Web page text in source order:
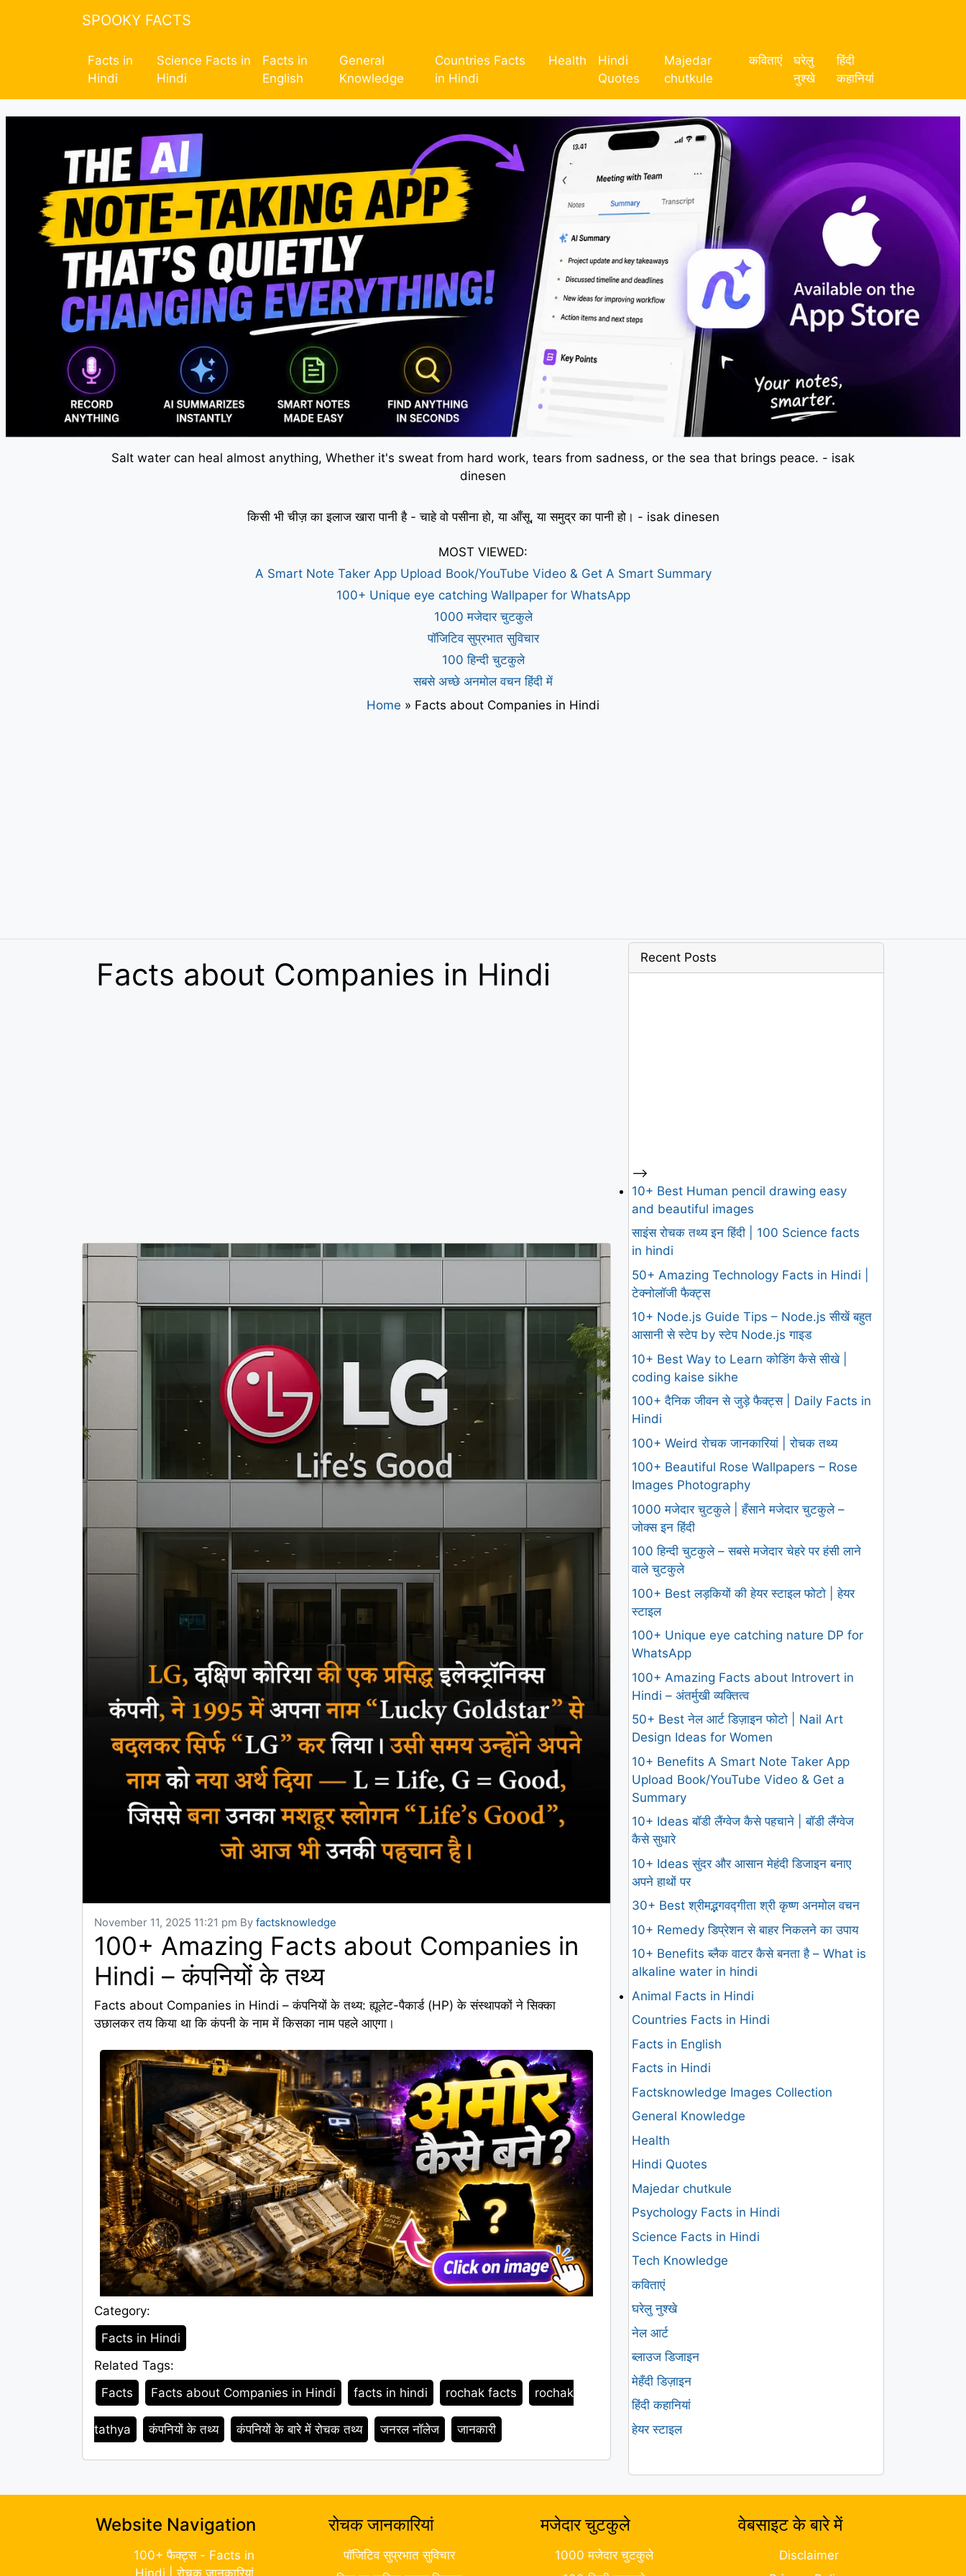
SPOOKY FACTS
Facts in
Hindi
Science Facts in
Hindi
Facts in
English
General
Knowledge
Countries Facts
in Hindi
Health
Hindi
Quotes
Majedar
chutkule
कविताएं
घरेलु
नुश्खे
हिंदी
कहानियां
Salt water can heal almost anything, Whether it's sweat from hard work, tears from sadness, or the sea that brings peace. - isak
dinesen
किसी भी चीज़ का इलाज खारा पानी है - चाहे वो पसीना हो, या आँसू, या समुद्र का पानी हो। - isak dinesen
MOST VIEWED:
A Smart Note Taker App Upload Book/YouTube Video & Get A Smart Summary
100+ Unique eye catching Wallpaper for WhatsApp
1000 मजेदार चुटकुले
पॉजिटिव सुप्रभात सुविचार
100 हिन्दी चुटकुले
सबसे अच्छे अनमोल वचन हिंदी में
Home » Facts about Companies in Hindi
Facts about Companies in Hindi
November 11, 2025 11:21 pm By factsknowledge
100+ Amazing Facts about Companies in
Hindi – कंपनियों के तथ्य
Facts about Companies in Hindi – कंपनियों के तथ्य: ह्यूलेट-पैकार्ड (HP) के संस्थापकों ने सिक्का
उछालकर तय किया था कि कंपनी के नाम में किसका नाम पहले आएगा।
Category:
Category
Facts in Hindi
Related Tags:
Tags
Facts Facts about Companies in Hindi facts in hindi rochak facts rochak
tathya कंपनियों के तथ्य कंपनियों के बारे में रोचक तथ्य जनरल नॉलेज जानकारी
Recent Posts
-->
10+ Best Human pencil drawing easy
and beautiful images
साइंस रोचक तथ्य इन हिंदी | 100 Science facts
in hindi
50+ Amazing Technology Facts in Hindi |
टेक्नोलॉजी फैक्ट्स
10+ Node.js Guide Tips – Node.js सीखें बहुत
आसानी से स्टेप by स्टेप Node.js गाइड
10+ Best Way to Learn कोडिंग कैसे सीखे |
coding kaise sikhe
100+ दैनिक जीवन से जुड़े फैक्ट्स | Daily Facts in
Hindi
100+ Weird रोचक जानकारियां | रोचक तथ्य
100+ Beautiful Rose Wallpapers – Rose
Images Photography
1000 मजेदार चुटकुले | हँसाने मजेदार चुटकुले –
जोक्स इन हिंदी
100 हिन्दी चुटकुले – सबसे मजेदार चेहरे पर हंसी लाने
वाले चुटकुले
100+ Best लड़कियों की हेयर स्टाइल फोटो | हेयर
स्टाइल
100+ Unique eye catching nature DP for
WhatsApp
100+ Amazing Facts about Introvert in
Hindi – अंतर्मुखी व्यक्तित्व
50+ Best नेल आर्ट डिज़ाइन फोटो | Nail Art
Design Ideas for Women
10+ Benefits A Smart Note Taker App
Upload Book/YouTube Video & Get a
Summary
10+ Ideas बॉडी लैंग्वेज कैसे पहचाने | बॉडी लैंग्वेज
कैसे सुधारे
10+ Ideas सुंदर और आसान मेहंदी डिजाइन बनाए
अपने हाथों पर
30+ Best श्रीमद्भगवद्गीता श्री कृष्ण अनमोल वचन
10+ Remedy डिप्रेशन से बाहर निकलने का उपाय
10+ Benefits ब्लैक वाटर कैसे बनता है – What is
alkaline water in hindi
Animal Facts in Hindi
Countries Facts in Hindi
Facts in English
Facts in Hindi
Factsknowledge Images Collection
General Knowledge
Health
Hindi Quotes
Majedar chutkule
Psychology Facts in Hindi
Science Facts in Hindi
Tech Knowledge
कविताएं
घरेलु नुश्खे
नेल आर्ट
ब्लाउज डिजाइन
मेहँदी डिज़ाइन
हिंदी कहानियां
हेयर स्टाइल
Website Navigation
100+ फैक्ट्स - Facts in
Hindi | रोचक जानकारियां
रोचक जानकारियां
पॉजिटिव सुप्रभात सुविचार
मजेदार चुटकुले
1000 मजेदार चुटकुले
वेबसाइट के बारे में
Disclaimer